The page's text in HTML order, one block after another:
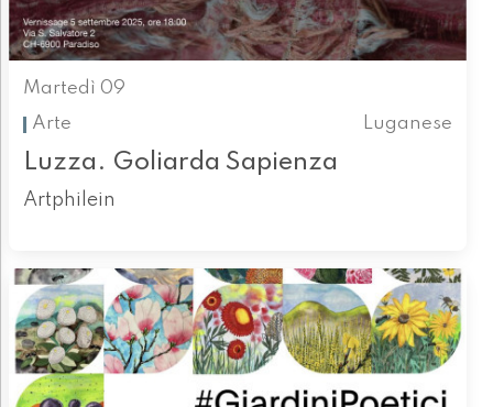
Martedì 09
Arte
Luganese
Luzza. Goliarda Sapienza
Artphilein